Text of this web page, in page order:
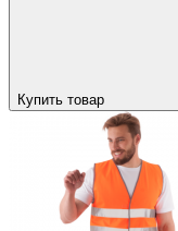
Купить товар